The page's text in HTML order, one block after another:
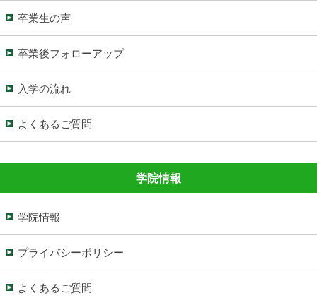
卒業生の声
卒業後フォローアップ
入学の流れ
よくあるご質問
学院情報
学院情報
プライバシーポリシー
よくあるご質問